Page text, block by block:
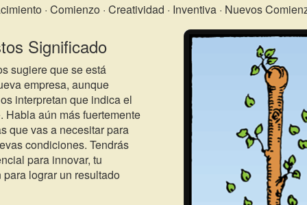
· Comienzo · Creatividad · Inventiva · Nuevos
Significado
sugiere que se está
empresa, aunque
interpretan que indica el
Habla aún más fuertemente
que vas a necesitar para
condiciones. Tendrás
para innovar, tu
lograr un resultado